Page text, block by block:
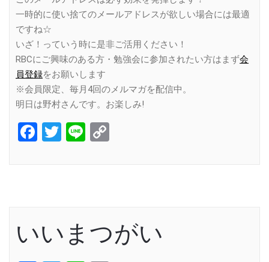
一時的に使い捨てのメールアドレスが欲しい場合には最適
ですね☆
いざ！っていう時に是非ご活用ください！
RBCにご興味のある方・勉強会に参加されたい方はまず会
員登録をお願いします
※会員限定、毎月4回のメルマガを配信中。
明日は野村さんです。お楽しみ!
Facebook
Twitter
Line
いいまつがい